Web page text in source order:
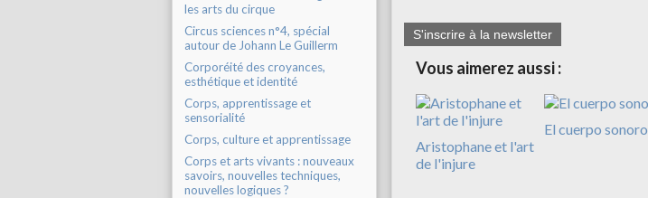
les arts du cirque
Circus sciences n°4, spécial
autour de Johann Le Guillerm
Corporéité des croyances,
esthétique et identité
Corps, apprentissage et
sensorialité
Corps, culture et apprentissage
Corps et arts vivants : nouveaux
savoirs, nouvelles techniques,
nouvelles logiques ?
S'inscrire à la newsletter
Vous aimerez aussi :
Aristophane et l'art
de l'injure
El cuerpo sonoro